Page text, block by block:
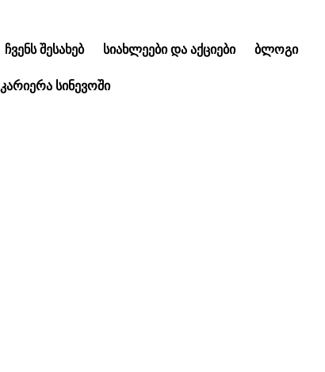
ᲩᲕᲔᲜᲡ ᲨᲔᲡᲐᲮᲔᲑ ᲡᲘᲐᲮᲚᲔᲔᲑᲘ ᲓᲐ ᲐᲥᲪᲘᲔᲑᲘ ᲑᲚᲝᲒᲘ
ᲙᲐᲠᲘᲔᲠᲐ ᲡᲘᲜᲔᲕᲝᲨᲘ